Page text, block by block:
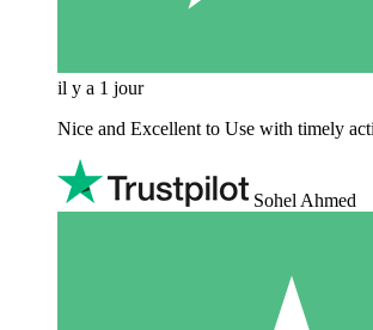
il y a 1 jour
Nice and Excellent to Use with timely
Sohel Ahmed